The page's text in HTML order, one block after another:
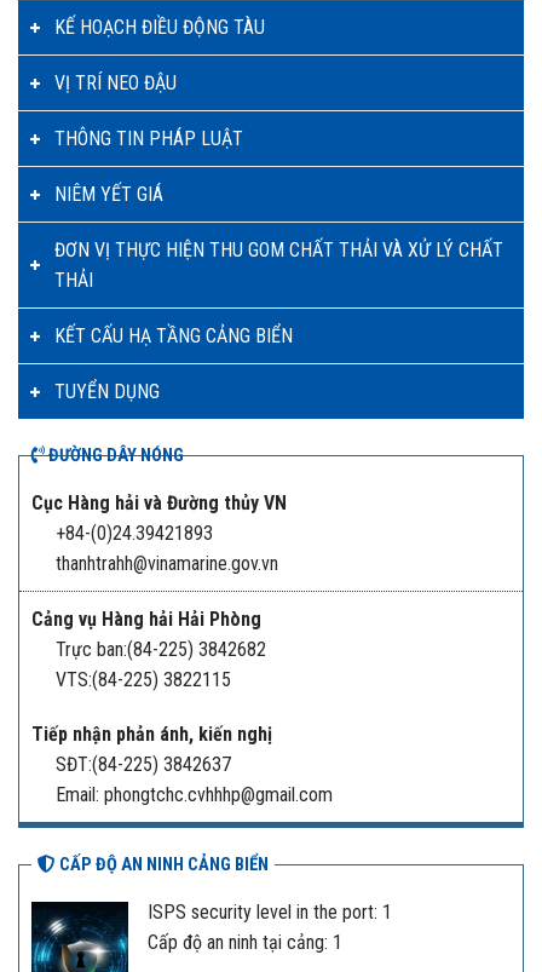
KẾ HOẠCH ĐIỀU ĐỘNG TÀU
VỊ TRÍ NEO ĐẬU
THÔNG TIN PHÁP LUẬT
NIÊM YẾT GIÁ
ĐƠN VỊ THỰC HIỆN THU GOM CHẤT THẢI VÀ XỬ LÝ CHẤT
THẢI
KẾT CẤU HẠ TẦNG CẢNG BIỂN
TUYỂN DỤNG
ĐƯỜNG DÂY NÓNG
Cục Hàng hải và Đường thủy VN
+84-(0)24.39421893
thanhtrahh@vinamarine.gov.vn
Cảng vụ Hàng hải Hải Phòng
Trực ban:(84-225) 3842682
VTS:(84-225) 3822115
Tiếp nhận phản ánh, kiến nghị
SĐT:(84-225) 3842637
Email: phongtchc.cvhhhp@gmail.com
CẤP ĐỘ AN NINH CẢNG BIỂN
ISPS security level in the port: 1
Cấp độ an ninh tại cảng: 1